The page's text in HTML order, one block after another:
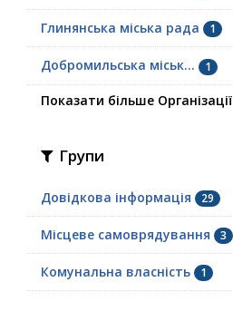
Глинянська міська рада 1
Добромильська міськ... 1
Показати більше Організації
Групи
Довідкова інформація 29
Місцеве самоврядування 3
Комунальна власність 1